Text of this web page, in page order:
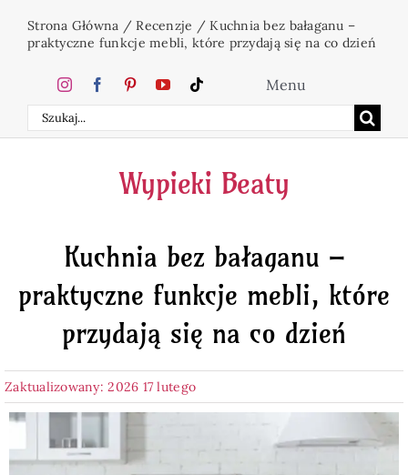
zawartości
Strona Główna /Recenzje /Kuchnia bez bałaganu –
praktyczne funkcje mebli, które przydają się na co dzień
Szukaj
Menu
Home
Ciasta
Desery
Święta
Napoje
Pieczywo
Wypieki Beaty
Kuchnia bez bałaganu –
praktyczne funkcje mebli, które
przydają się na co dzień
Zaktualizowany: 2026 17 lutego